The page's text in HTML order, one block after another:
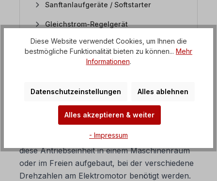
Sanftanlaufgeräte / Softstarter
Gleichstrom-Regelgerät
2. Wann wird ein Motor mit
eingesetzt?
Es gibt natürlich die verschiedensten Gründe für
den Einsatz eines Motors mit integriertem
Umrichter. Hier einige Beispiele: Häufig wird
diese Antriebseinheit in einem Maschinenraum
oder im Freien aufgebaut, bei der verschiedene
Drehzahlen am Elektromotor benötigt werden.
Diese Website verwendet Cookies, um Ihnen die
bestmögliche Funktionalität bieten zu können... Mehr
Informationen.
Datenschutzeinstellungen Alles ablehnen
Alles akzeptieren & weiter
- Impressum